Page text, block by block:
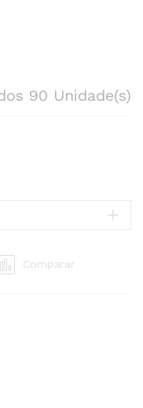
90 Unidade(s)
Comparar